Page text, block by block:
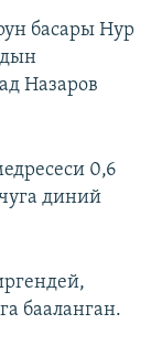
басары Нур
Назаров
0,6
диний
бааланган.